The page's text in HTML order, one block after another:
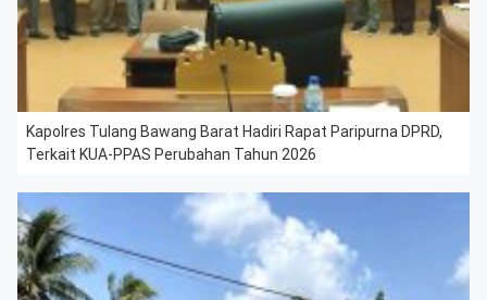
Kapolres Tulang Bawang Barat Hadiri Rapat Paripurna DPRD,
Terkait KUA-PPAS Perubahan Tahun 2026